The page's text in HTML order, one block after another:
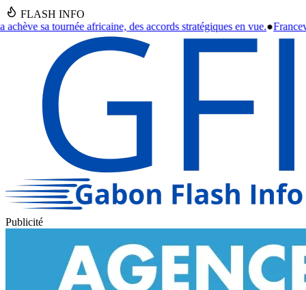
FLASH INFO
stratégiques en vue. ●Franceville : Un septuagénaire
Publicité